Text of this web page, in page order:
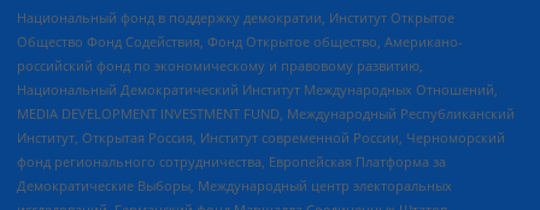
Национальный фонд в поддержку демократии, Институт Открытое
Общество Фонд Содействия, Фонд Открытое общество, Американо-
российский фонд по экономическому и правовому развитию,
Национальный Демократический Институт Международных Отношений,
MEDIA DEVELOPMENT INVESTMENT FUND, Международный Республиканский
Институт, Открытая Россия, Институт современной России, Черноморский
фонд регионального сотрудничества, Европейская Платформа за
Демократические Выборы, Международный центр электоральных